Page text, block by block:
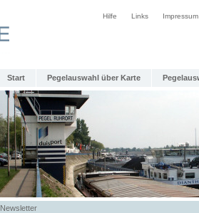
Hilfe Links Impressum
Start Pegelauswahl über Karte
Newsletter